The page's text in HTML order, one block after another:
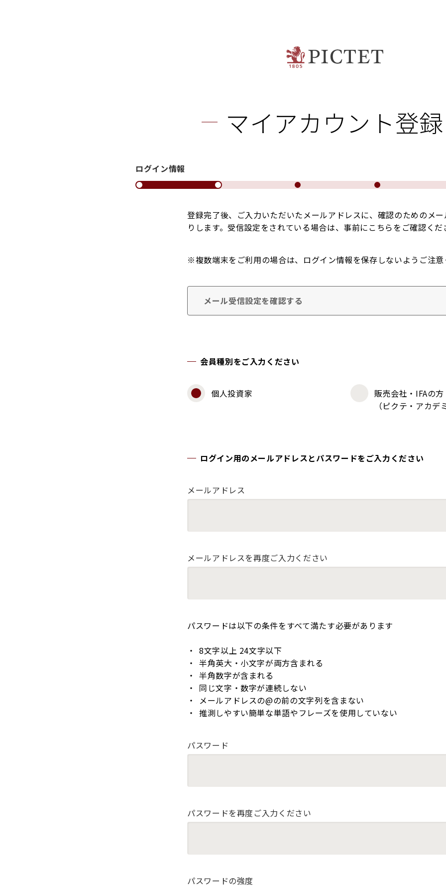
マイアカウント登録
ログイン情報
登録完了後、ご入力いただいたメールアドレスに、確認のためのメ
りします。受信設定をされている場合は、事前にこちらをご確認くだ
※複数端末をご利用の場合は、ログイン情報を保存しないようご注意
メール受信設定を確認する
会員種別をご入力ください
個人投資家
販売会社・IFAの方
（ピクテ・アカデ
ログイン用のメールアドレスとパスワードをご入力ください
メールアドレス
メールアドレスを再度ご入力ください
パスワードは以下の条件をすべて満たす必要があります
8文字以上 24文字以下
半角英大・小文字が両方含まれる
半角数字が含まれる
同じ文字・数字が連続しない
メールアドレスの@の前の文字列を含まない
推測しやすい簡単な単語やフレーズを使用していない
パスワード
パスワードを再度ご入力ください
パスワードの強度